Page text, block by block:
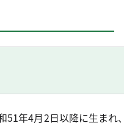
51年4月2日以降に生まれ